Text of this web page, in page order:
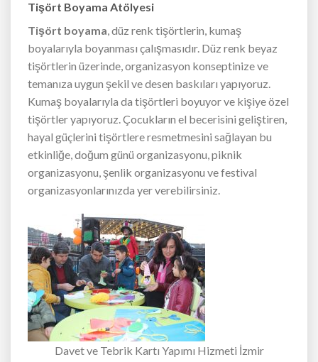
Tişört Boyama Atölyesi
Tişört boyama, düz renk tişörtlerin, kumaş
boyalarıyla boyanması çalışmasıdır. Düz renk beyaz
tişörtlerin üzerinde, organizasyon konseptinize ve
temanıza uygun şekil ve desen baskıları yapıyoruz.
Kumaş boyalarıyla da tişörtleri boyuyor ve kişiye özel
tişörtler yapıyoruz. Çocukların el becerisini geliştiren,
hayal güçlerini tişörtlere resmetmesini sağlayan bu
etkinliğe, doğum günü organizasyonu, piknik
organizasyonu, şenlik organizasyonu ve festival
organizasyonlarınızda yer verebilirsiniz.
Davet ve Tebrik Kartı Yapımı Hizmeti İzmir